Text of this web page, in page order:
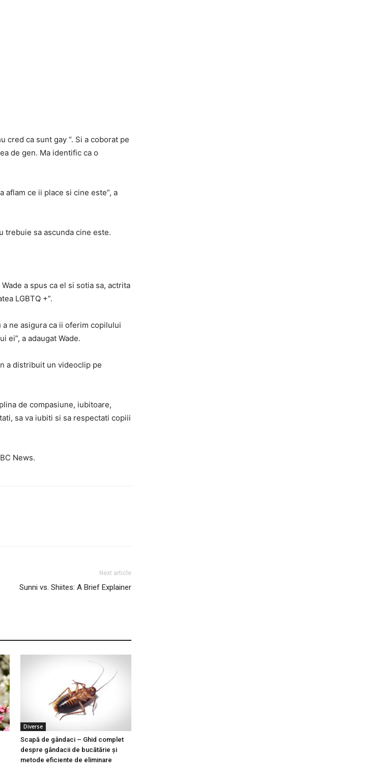
cred ca sunt gay “. Si a coborat pe
de gen. Ma identific ca o
aflam ce ii place si cine este”, a
trebuie sa ascunda cine este.
a spus ca el si sotia sa, actrita
LGBTQ +”.
ne asigura ca ii oferim copilului
ei”, a adaugat Wade.
a distribuit un videoclip pe
de compasiune, iubitoare,
sa va iubiti si sa respectati copiii
News.
Next article
Sunni vs. Shiites: A Brief Explainer
Diverse
Scapă de gândaci – Ghid complet
despre gândacii de bucătărie și
metode eficiente de eliminare